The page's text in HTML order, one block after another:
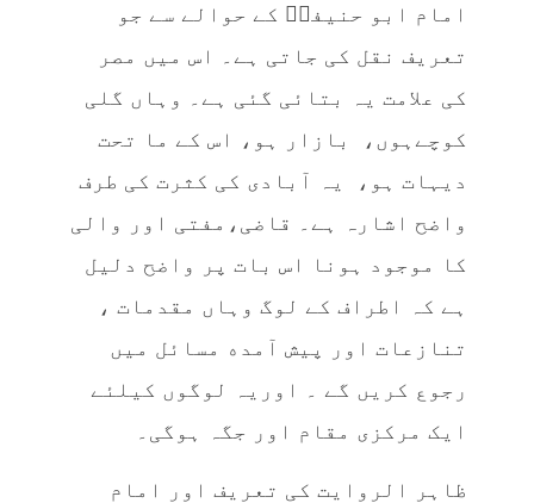
امام ابو حنیفہؒ کے حوالے سے جو
تعریف نقل کی جاتی ہے۔ اس میں مصر
کی علامت یہ بتائی گئی ہے۔ وہاں گلی
کوچےہوں، بازار ہو، اس کے ما تحت
دیہات ہو، یہ آبادی کی کثرت کی طرف
واضح اشارہ ہے۔ قاضی،مفتی اور والی
کا موجود ہونا اس بات پر واضح دلیل
ہے کہ اطراف کے لوگ وہاں مقدمات ،
تنازعات اور پیش آمده مسائل میں
رجوع کریں گے ۔ اوریہ لوگوں کیلئے
ایک مرکزی مقام اور جگہ ہوگی۔
ظاہر الروایت کی تعریف اور امام